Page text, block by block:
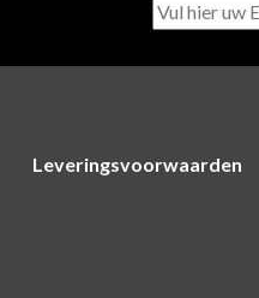
Leveringsvoorwaarden